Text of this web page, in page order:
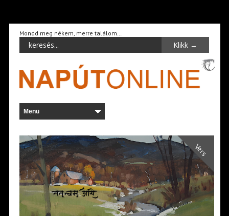
Mondd meg nékem, merre találom…
Vers